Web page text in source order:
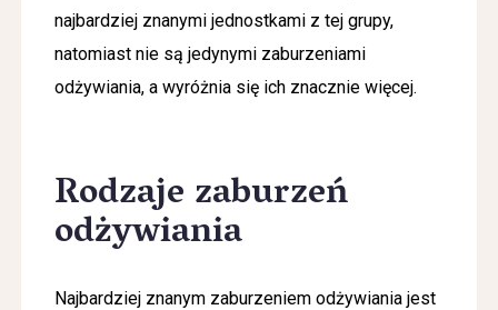
najbardziej znanymi jednostkami z tej grupy,
natomiast nie są jedynymi zaburzeniami
odżywiania, a wyróżnia się ich znacznie więcej.
Rodzaje zaburzeń
odżywiania
Najbardziej znanym zaburzeniem odżywiania jest